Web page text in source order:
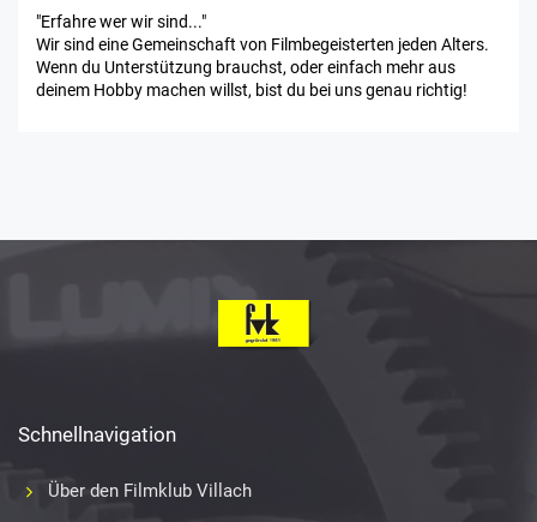
"Erfahre wer wir sind..."
Wir sind eine Gemeinschaft von Filmbegeisterten jeden Alters.
Wenn du Unterstützung brauchst, oder einfach mehr aus
deinem Hobby machen willst, bist du bei uns genau richtig!
Schnellnavigation
Über den Filmklub Villach